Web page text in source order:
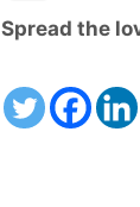
Spread the